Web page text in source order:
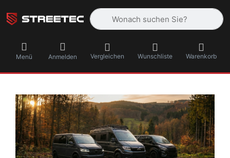
Geben Sie einen Suchbegriff ein.
Menü Anmelden Vergleichen Wunschliste Warenkorb